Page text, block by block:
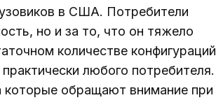
в США. Потребители
но и за то, что он тяжело
количестве конфигураций
любого потребителя.
которые обращают внимание при